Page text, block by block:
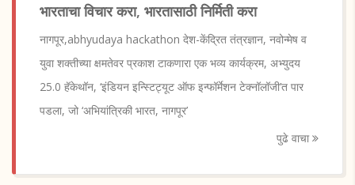
भारताचा विचार करा, भारतासाठी निर्मिती करा
नागपूर,abhyudaya hackathon देश-केंद्रित तंत्रज्ञान, नवोन्मेष व
युवा शक्तीच्या क्षमतेवर प्रकाश टाकणारा एक भव्य कार्यक्रम, अभ्युदय
25.0 हॅकेथॉन, ‘इंडियन इन्स्टिट्यूट ऑफ इन्फॉर्मेशन टेक्नॉलॉजी’त पार
पडला, जो ‘अभियांत्रिकी भारत, नागपूर’
पुढे वाचा